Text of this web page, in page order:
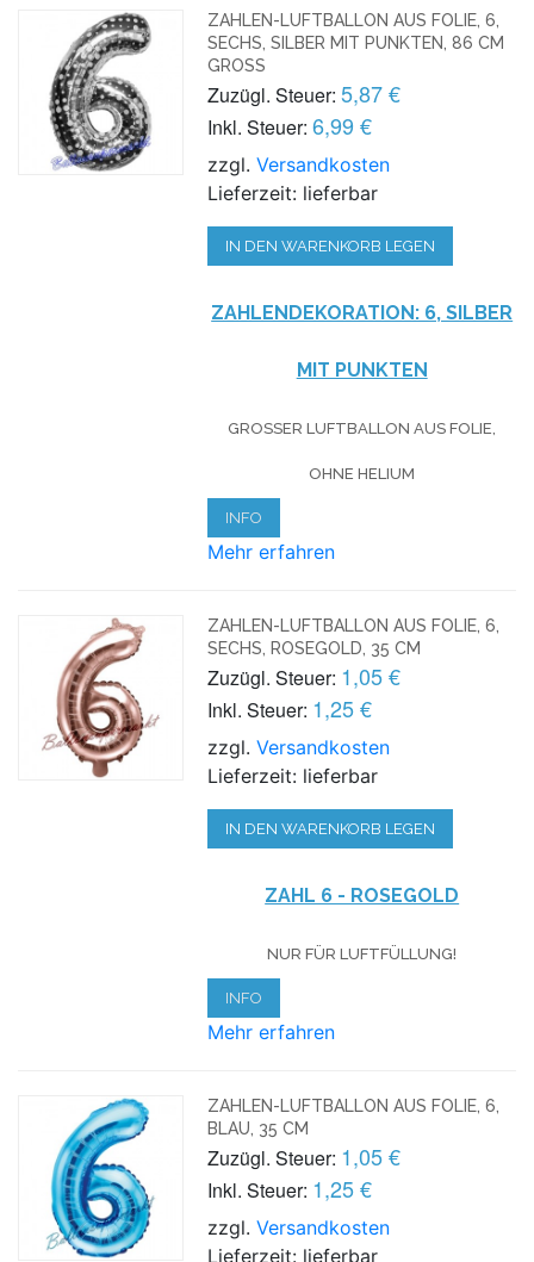
ZAHLEN-LUFTBALLON AUS FOLIE, 6,
SECHS, SILBER MIT PUNKTEN, 86 CM
GROSS
Zuzügl. Steuer: 5,87 €
Inkl. Steuer: 6,99 €
zzgl.Versandkosten
Lieferzeit: lieferbar
IN DEN WARENKORB LEGEN
ZAHLENDEKORATION: 6, SILBER
MIT PUNKTEN
GROSSER LUFTBALLON AUS FOLIE, O
HNE HELIUM
INFO
Mehr erfahren
ZAHLEN-LUFTBALLON AUS FOLIE, 6,
SECHS, ROSEGOLD, 35 CM
Zuzügl. Steuer: 1,05 €
Inkl. Steuer: 1,25 €
zzgl.Versandkosten
Lieferzeit: lieferbar
IN DEN WARENKORB LEGEN
ZAHL 6 - ROSEGOLD
NUR FÜR LUFTFÜLLUNG!
INFO
Mehr erfahren
ZAHLEN-LUFTBALLON AUS FOLIE, 6,
BLAU, 35 CM
Zuzügl. Steuer: 1,05 €
Inkl. Steuer: 1,25 €
zzgl.Versandkosten
Lieferzeit: lieferbar